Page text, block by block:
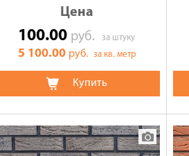
Цена
100.00 руб.за штуку
5 100.00 руб. за кв. метр
Купить